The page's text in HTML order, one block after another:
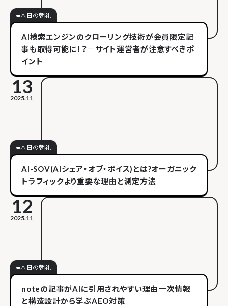
本日の朝礼
AI検索エンジンのクローリング技術が会員限定記
事も取得可能に！？―サイト運営者が注意すべきポ
イント
13
2025.11
本日の朝礼
AI-SOV(AIシェア・オブ・ボイス)とは?オーガニック
トラフィックより重要な理由と測定方法
12
2025.11
本日の朝礼
noteの記事がAIに引用されやすい理由――一次情報
と構造設計から学ぶAEO対策